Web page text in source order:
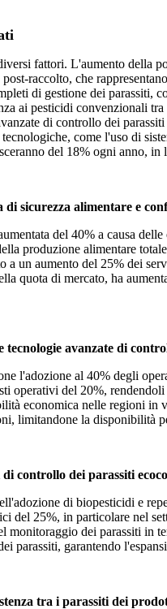
fattori. L'aumento della
raccolto, che
di gestione dei parassiti,
ai pesticidi convenzionali
di controllo dei
come l'uso di
del 18% ogni anno,
di sicurezza alimentare e
del 40% a causa
produzione alimentare
un aumento del 25% dei
quota di mercato, ha
tecnologie avanzate di
l'adozione al 40% degli
operativi del 20%,
economica nelle regioni
limitandone la disponibilità
controllo dei parassiti
di biopesticidi e
del 25%, in particolare nel
dei parassiti in
garantendo
tra i parassiti dei